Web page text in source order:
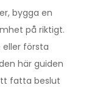
bygga en
på riktigt.
första
här guiden
fatta beslut